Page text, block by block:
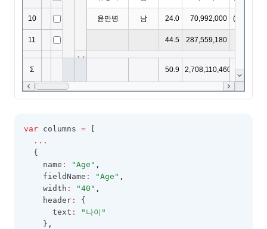
var columns =
...
  {
    name
: "Age" ,
    fieldName
: "Age" ,
    width
: "40" ,
    header
:
{
      text
:
"나이"
    }
,